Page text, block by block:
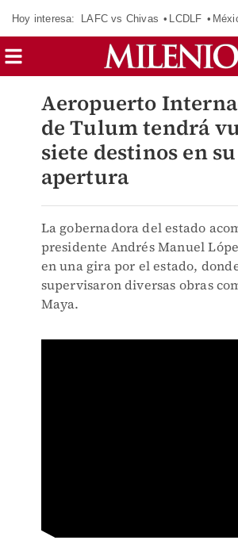
Hoy interesa: LAFC vs Chivas LCDLF
Aeropuerto
de Tulum tendrá
siete destinos en su
apertura
La gobernadora del estado
presidente Andrés Manuel
en una gira por el estado,
supervisaron diversas obras
Maya.